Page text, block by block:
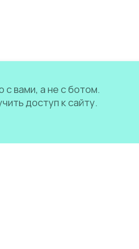
вами, а не с ботом.
доступ к сайту.